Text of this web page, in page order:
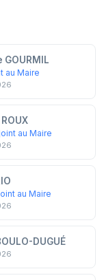
GOURMIL
au Maire
au Maire
au Maire
DUGUÉ